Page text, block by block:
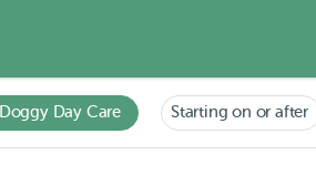
Doggy Day Care Starting on or after